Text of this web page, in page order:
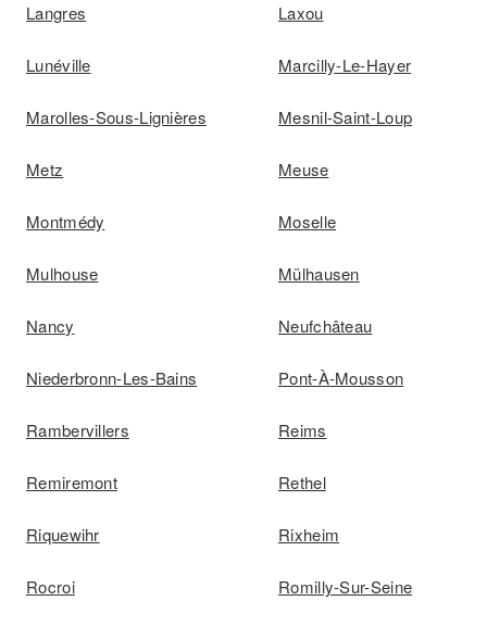
Langres Laxou
Lunéville Marcilly-Le-Hayer
Marolles-Sous-Lignières Mesnil-Saint-Loup
Metz Meuse
Montmédy Moselle
Mulhouse Mülhausen
Nancy Neufchâteau
Niederbronn-Les-Bains Pont-À-Mousson
Rambervillers Reims
Remiremont Rethel
Riquewihr Rixheim
Rocroi Romilly-Sur-Seine